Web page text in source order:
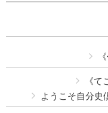
《て
ようこそ自分史